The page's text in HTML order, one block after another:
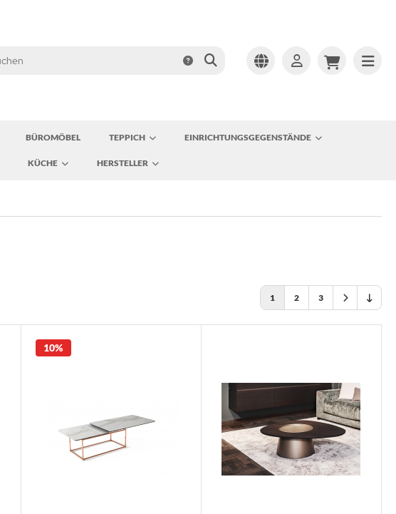
BÜROMÖBEL TEPPICH EINRICHTUNGSGEGENSTÄNDE
KÜCHE HERSTELLER
1 2 3
10%